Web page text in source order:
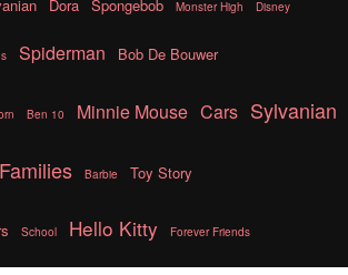
Dora Spongebob Monster High Disney
Spiderman Bob De Bouwer
Ben 10 Minnie Mouse Cars Sylvanian
Families Barbie Toy Story
School Hello Kitty Forever Friends